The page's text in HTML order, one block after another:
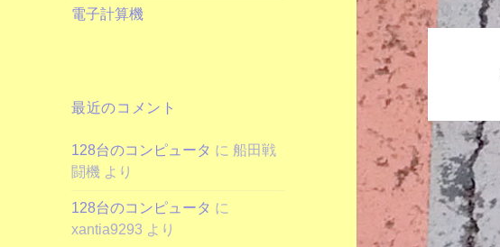
電子計算機
最近のコメント
128台のコンピュータ に船田戦
闘機 より
128台のコンピュータ に
xantia9293 より